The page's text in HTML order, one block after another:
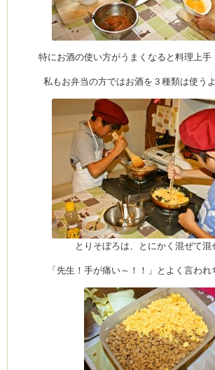
特にお酒の使い方がうまくなると料理上手
私もお弁当の方ではお酒を３種類は使う
とりそぼろは、とにかく混ぜて混
「先生！手が痛い～！！」とよく言われ